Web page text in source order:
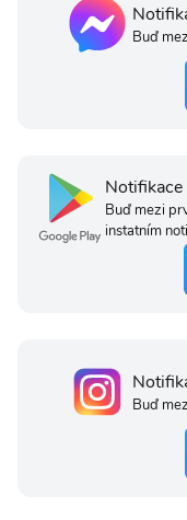
Buď
Notifikace
Buď mezi
instatním
Buď